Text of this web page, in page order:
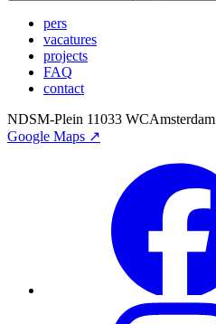
pers
vacatures
projects
FAQ
contact
NDSM-Plein 11033 WCAmsterdam
Google Maps ↗